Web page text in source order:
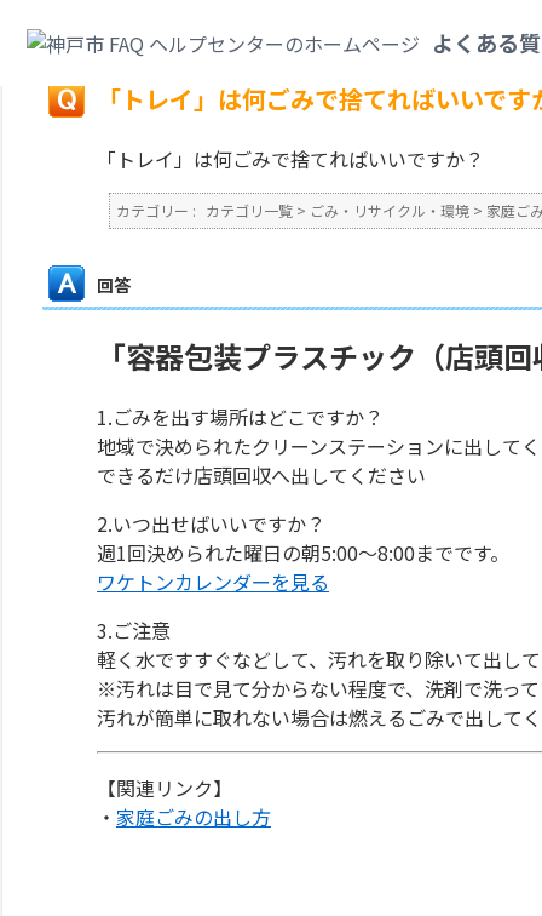
よくある
戻る
「トレイ」は何ごみで捨てればいいです
「トレイ」は何ごみで捨てればいいですか？
カテゴリー : カテゴリ一覧 > ごみ・リサイクル・環境 > 家庭ご
回答
「容器包装プラスチック（店頭
1.ごみを出す場所はどこですか？
地域で決められたクリーンステーションに出して
できるだけ店頭回収へ出してください
2.いつ出せばいいですか？
週1回決められた曜日の朝5:00～8:00までです。
ワケトンカレンダーを見る
3.ご注意
軽く水ですすぐなどして、汚れを取り除いて出し
※汚れは目で見て分からない程度で、洗剤で洗っ
汚れが簡単に取れない場合は燃えるごみで出して
【関連リンク】
・ 家庭ごみの出し方